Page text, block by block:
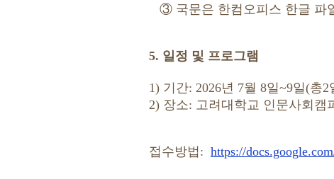
③ 국문은 한컴오피스 한글 파
5. 일정 및 프로그램
1) 기간: 2026년 7월 8일~9일(총2
2) 장소: 고려대학교 인문사회캠
접수방법: https://